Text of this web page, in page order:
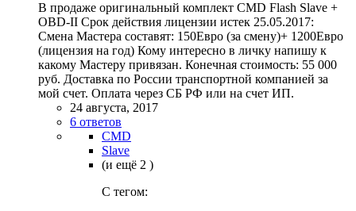
В продаже оригинальный комплект CMD Flash Slave +
OBD-II Срок действия лицензии истек 25.05.2017:
Смена Мастера составят: 150Евро (за смену)+ 1200Евро
(лицензия на год) Кому интересно в личку напишу к
какому Мастеру привязан. Конечная стоимость: 55 000
руб. Доставка по России транспортной компанией за
мой счет. Оплата через СБ РФ или на счет ИП.
24 августа, 2017
6 ответов
CMD
Slave
(и ещё 2 )
C тегом: